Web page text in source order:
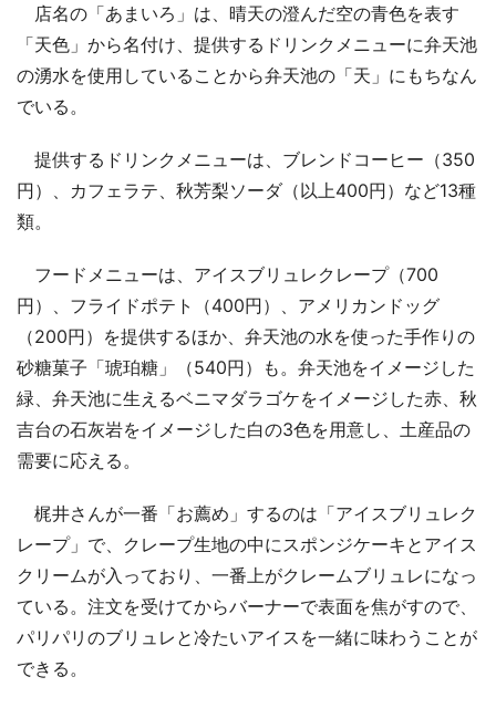
店名の「あまいろ」は、晴天の澄んだ空の青色を表す
「天色」から名付け、提供するドリンクメニューに弁天池
の湧水を使用していることから弁天池の「天」にもちなん
でいる。
提供するドリンクメニューは、ブレンドコーヒー（350
円）、カフェラテ、秋芳梨ソーダ（以上400円）など13種
類。
フードメニューは、アイスブリュレクレープ（700
円）、フライドポテト（400円）、アメリカンドッグ
（200円）を提供するほか、弁天池の水を使った手作りの
砂糖菓子「琥珀糖」（540円）も。弁天池をイメージした
緑、弁天池に生えるベニマダラゴケをイメージした赤、秋
吉台の石灰岩をイメージした白の3色を用意し、土産品の
需要に応える。
梶井さんが一番「お薦め」するのは「アイスブリュレク
レープ」で、クレープ生地の中にスポンジケーキとアイス
クリームが入っており、一番上がクレームブリュレになっ
ている。注文を受けてからバーナーで表面を焦がすので、
パリパリのブリュレと冷たいアイスを一緒に味わうことが
できる。